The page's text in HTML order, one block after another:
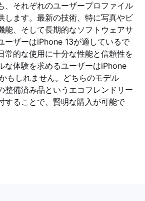
、それぞれのユーザープロファイル
します。最新の技術、特に写真やビ
能、そして長期的なソフトウェアサ
ーザーはiPhone 13が適しているで
常的な使用に十分な性能と信頼性を
な体験を求めるユーザーはiPhone
もしれません。どちらのモデル
整備済み品というエコフレンドリー
することで、賢明な購入が可能で